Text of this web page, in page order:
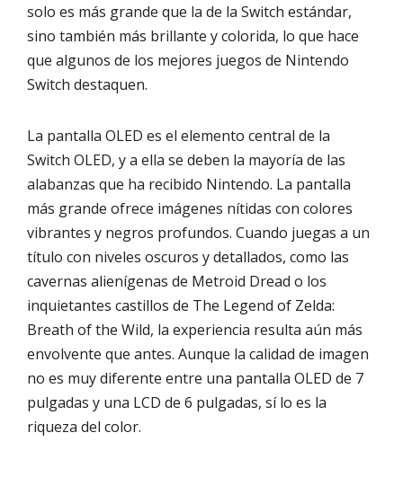
solo es más grande que la de la Switch estándar,
sino también más brillante y colorida, lo que hace
que algunos de los mejores juegos de Nintendo
Switch destaquen.
La pantalla OLED es el elemento central de la
Switch OLED, y a ella se deben la mayoría de las
alabanzas que ha recibido Nintendo. La pantalla
más grande ofrece imágenes nítidas con colores
vibrantes y negros profundos. Cuando juegas a un
título con niveles oscuros y detallados, como las
cavernas alienígenas de Metroid Dread o los
inquietantes castillos de The Legend of Zelda:
Breath of the Wild, la experiencia resulta aún más
envolvente que antes. Aunque la calidad de imagen
no es muy diferente entre una pantalla OLED de 7
pulgadas y una LCD de 6 pulgadas, sí lo es la
riqueza del color.